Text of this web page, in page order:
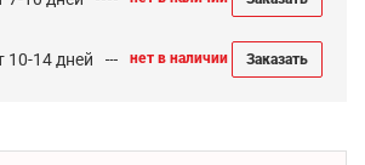
10-14 дней нет в наличии Заказать